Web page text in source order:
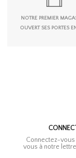
NOTRE PREMIER
OUVERT SES PORTES
Connectez-vous
vous à notre